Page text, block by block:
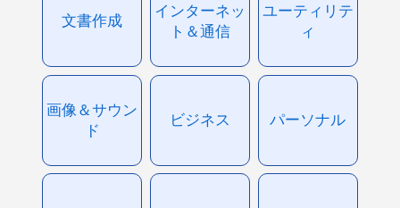
文書作成
インターネッ
ト＆通信
ユーティリテ
ィ
画像＆サウン
ド
ビジネス パーソナル